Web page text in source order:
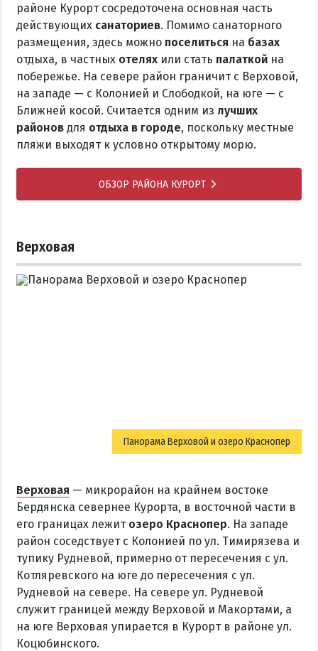
районе Курорт сосредоточена основная часть
действующих санаториев. Помимо санаторного
размещения, здесь можно поселиться на базах
отдыха, в частных отелях или стать палаткой на
побережье. На севере район граничит с Верховой,
на западе — с Колонией и Слободкой, на юге — с
Ближней косой. Считается одним из лучших
районов для отдыха в городе, поскольку местные
пляжи выходят к условно открытому морю.
ОБЗОР РАЙОНА КУРОРТ
Верховая
Панорама Верховой и озеро Краснопер
Верховая — микрорайон на крайнем востоке
Бердянска севернее Курорта, в восточной части в
его границах лежит озеро Краснопер. На западе
район соседствует с Колонией по ул. Тимирязева и
тупику Рудневой, примерно от пересечения с ул.
Котляревского на юге до пересечения с ул.
Рудневой на севере. На севере ул. Рудневой
служит границей между Верховой и Макортами, а
на юге Верховая упирается в Курорт в районе ул.
Коцюбинского.